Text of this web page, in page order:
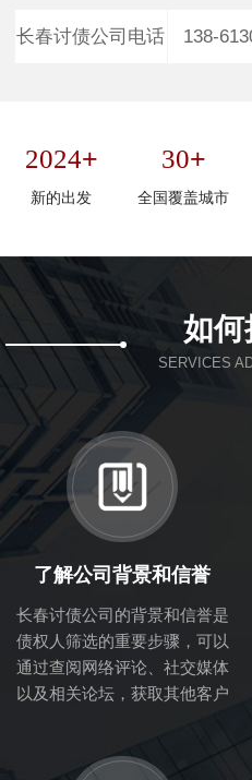
长春讨债公司电话 138-
2024+
新的出发
30+
全国覆盖城市
如何
SERVICES
了解公司背景和信誉
长春讨债公司的背景和信誉是
债权人筛选的重要步骤，可以
通过查阅网络评论、社交媒体
以及相关论坛，获取其他客户
碑，拥有成熟的业务流程与专